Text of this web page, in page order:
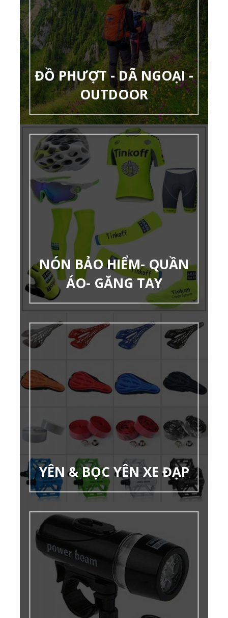
ĐỒ PHƯỢT - DÃ NGOẠI -
OUTDOOR
NÓN BẢO HIỂM- QUẦN
ÁO- GĂNG TAY
YÊN & BỌC YÊN XE ĐẠP